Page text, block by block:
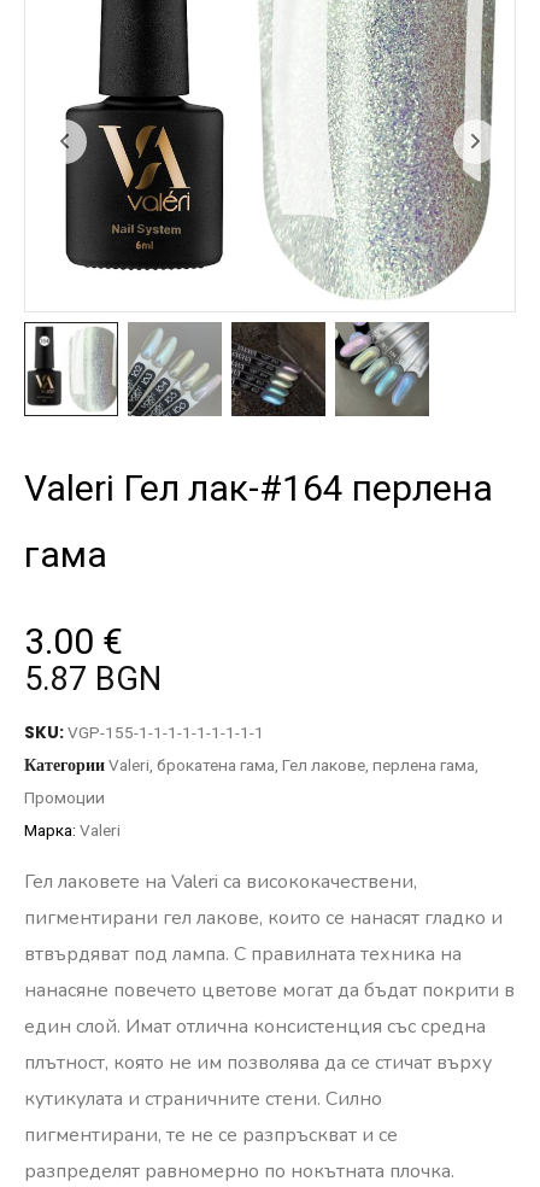
Valeri Гел лак-#164 перлена
гама
3.00 €
5.87 BGN
SKU:VGP-155-1-1-1-1-1-1-1-1-1
КатегорииValeri, брокатена гама, Гел лакове, перлена гама,
Промоции
Марка: Valeri
Гел лаковете на Valeri са висококачествени,
пигментирани гел лакове, които се нанасят гладко и
втвърдяват под лампа. С правилната техника на
нанасяне повечето цветове могат да бъдат покрити в
един слой. Имат отлична консистенция със средна
плътност, която не им позволява да се стичат върху
кутикулата и страничните стени. Силно
пигментирани, те не се разпръскват и се
разпределят равномерно по нокътната плочка.